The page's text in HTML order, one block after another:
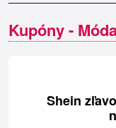
Kupóny -
Shein